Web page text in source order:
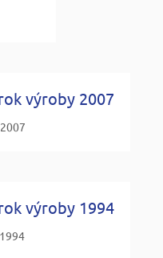
výroby 2007
výroby 1994